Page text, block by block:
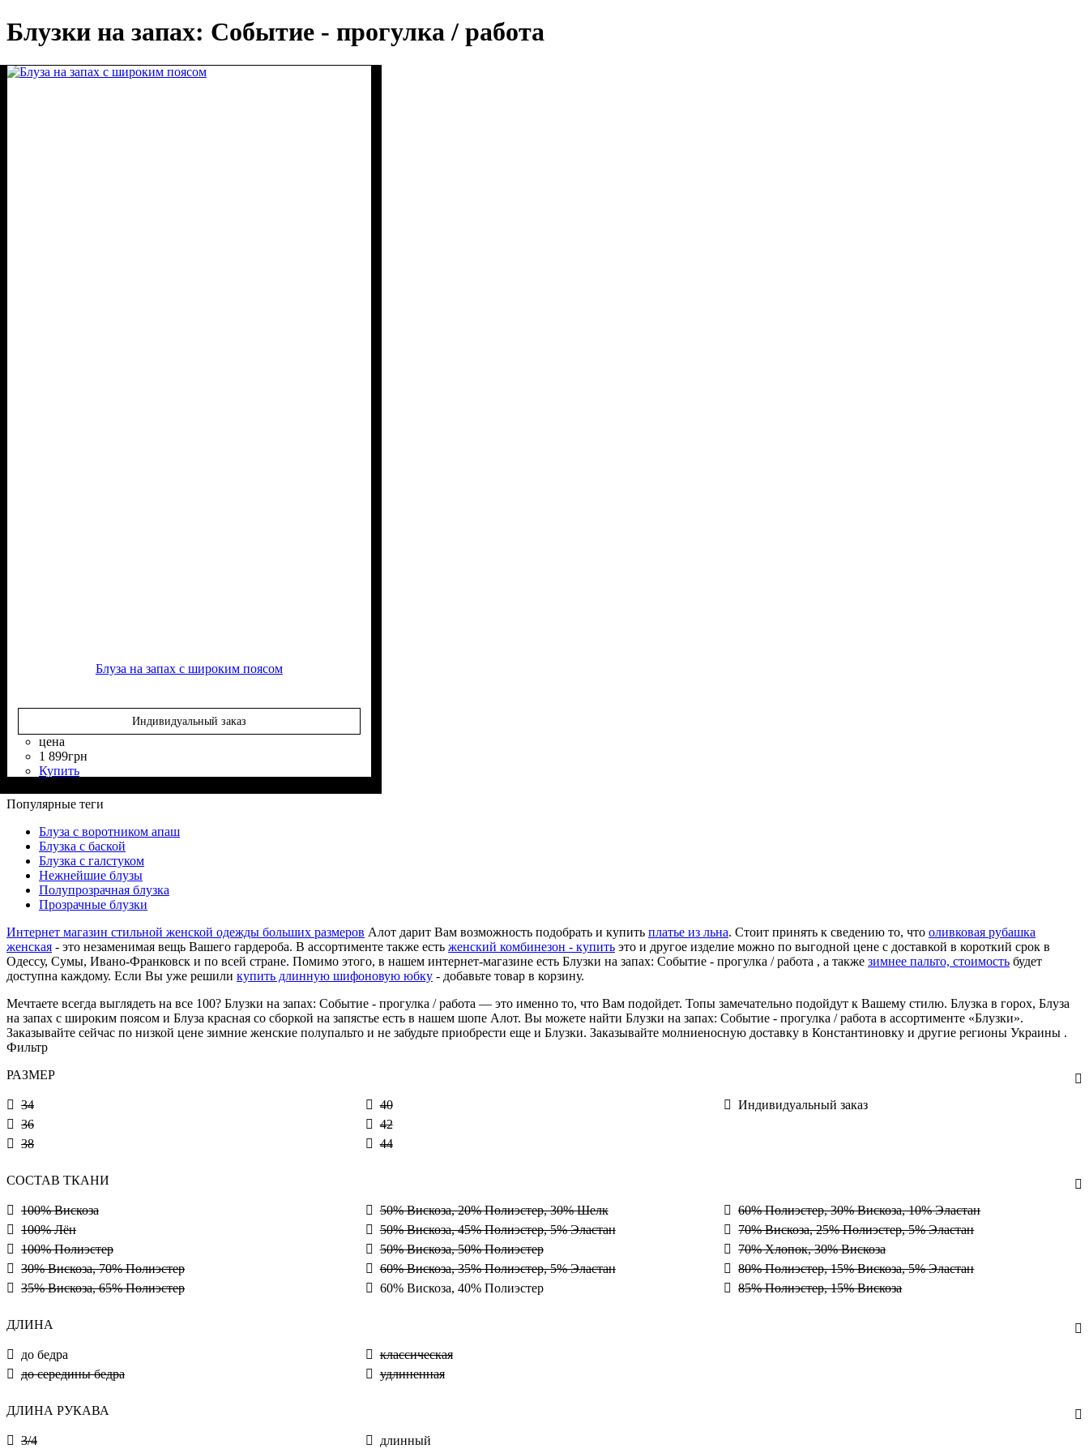
Блузки на запах: Событие - прогулка / работа
Блуза на запах с широким поясом
Индивидуальный заказ
цена
1 899грн
Купить
Популярные теги
Блуза с воротником апаш
Блузка с баской
Блузка с галстуком
Нежнейшие блузы
Полупрозрачная блузка
Прозрачные блузки
Интернет магазин стильной женской одежды больших размеров Алот дарит Вам возможность подобрать и купить платье из льна. Стоит принять к сведению то, что оливковая рубашка
женская - это незаменимая вещь Вашего гардероба. В ассортименте также есть женский комбинезон - купить это и другое изделие можно по выгодной цене с доставкой в короткий срок в
Одессу, Сумы, Ивано-Франковск и по всей стране. Помимо этого, в нашем интернет-магазине есть Блузки на запах: Событие - прогулка / работа , а также зимнее пальто, стоимость будет
доступна каждому. Если Вы уже решили купить длинную шифоновую юбку - добавьте товар в корзину.
Мечтаете всегда выглядеть на все 100? Блузки на запах: Событие - прогулка / работа — это именно то, что Вам подойдет. Топы замечательно подойдут к Вашему стилю. Блузка в горох, Блуза
на запах с широким поясом и Блуза красная со сборкой на запястье есть в нашем шопе Алот. Вы можете найти Блузки на запах: Событие - прогулка / работа в ассортименте «Блузки».
Заказывайте сейчас по низкой цене зимние женские полупальто и не забудьте приобрести еще и Блузки. Заказывайте молниеносную доставку в Константиновку и другие регионы Украины .
Фильтр
РАЗМЕР
34
36
38
40
42
44
Индивидуальный заказ
СОСТАВ ТКАНИ
100% Вискоза
100% Лён
100% Полиэстер
30% Вискоза, 70% Полиэстер
35% Вискоза, 65% Полиэстер
50% Вискоза, 20% Полиэстер, 30% Шелк
50% Вискоза, 45% Полиэстер, 5% Эластан
50% Вискоза, 50% Полиэстер
60% Вискоза, 35% Полиэстер, 5% Эластан
60% Вискоза, 40% Полиэстер
60% Полиэстер, 30% Вискоза, 10% Эластан
70% Вискоза, 25% Полиэстер, 5% Эластан
70% Хлопок, 30% Вискоза
80% Полиэстер, 15% Вискоза, 5% Эластан
85% Полиэстер, 15% Вискоза
ДЛИНА
до бедра
до середины бедра
классическая
удлиненная
ДЛИНА РУКАВА
3/4
длинный